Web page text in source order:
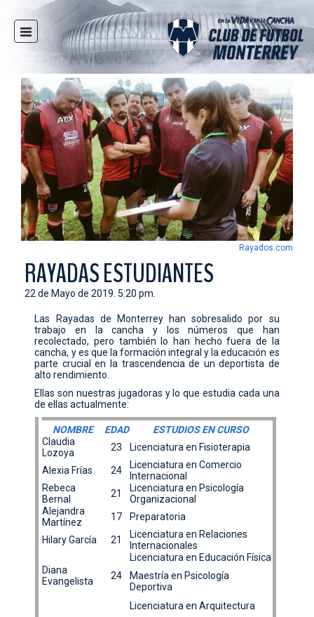
INICIO
NOTICIAS
CLUB
MULTIMEDIA
RAYADOS
RAYADAS
FUERZAS BÁSICAS
RESPONSABILIDAD SOCIAL
TAQUILLA
TIENDA
ESTADIO
PRENSA
CONTACTO
Rayados.com
RAYADAS ESTUDIANTES
22 de Mayo de 2019. 5:20 pm.
Las Rayadas de Monterrey han sobresalido por su
trabajo en la cancha y los números que han
recolectado, pero también lo han hecho fuera de la
cancha, y es que la formación integral y la educación es
parte crucial en la trascendencia de un deportista de
alto rendimiento.
Ellas son nuestras jugadoras y lo que estudia cada una
de ellas actualmente:
NOMBRE EDAD
ESTUDIOS EN CURSO
Claudia
Lozoya
23 Licenciatura en Fisioterapia
Alexia Frías 24
Licenciatura en Comercio
Internacional
Rebeca
Bernal
21
Licenciatura en Psicología
Organizacional
Alejandra
Martínez
17 Preparatoria
Hilary García 21
Licenciatura en Relaciones
Internacionales
Diana
Evangelista
24
Licenciatura en Educación Física
Maestría en Psicología
Deportiva
Licenciatura en Arquitectura